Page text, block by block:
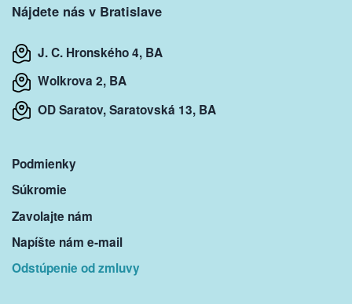
Nájdete nás v Bratislave
J. C. Hronského 4, BA
Wolkrova 2, BA
OD Saratov, Saratovská 13, BA
Podmienky
Súkromie
Zavolajte nám
Napíšte nám e-mail
Odstúpenie od zmluvy